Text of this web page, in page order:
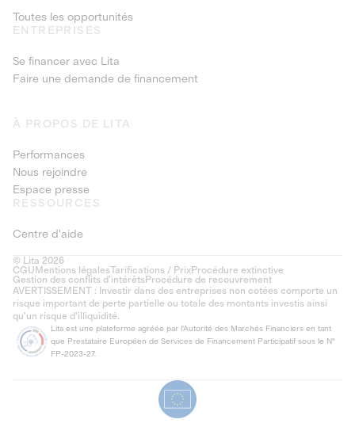
Toutes les opportunités
ENTREPRISES
Se financer avec Lita
Faire une demande de financement
À PROPOS DE LITA
Performances
Nous rejoindre
Espace presse
RESSOURCES
Centre d'aide
© Lita 2026
CGU Mentions légalesTarifications / PrixProcédure extinctive
Gestion des conflits d’intérêtsProcédure de recouvrement
AVERTISSEMENT : Investir dans des entreprises non cotées comporte un
risque important de perte partielle ou totale des montants investis ainsi
qu'un risque d'illiquidité.
Lita est une plateforme agréée par l'Autorité des Marchés Financiers en tant
que Prestataire Européen de Services de Financement Participatif sous le N°
FP-2023-27.